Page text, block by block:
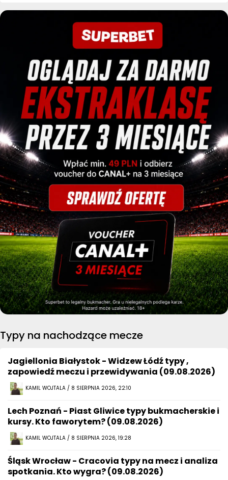
Typy na nachodzące mecze
Jagiellonia Białystok - Widzew Łódź typy ,
zapowiedź meczu i przewidywania (09.08.2026)
KAMIL WOJTALA / 8 SIERPNIA 2026, 22:10
Lech Poznań - Piast Gliwice typy bukmacherskie i
kursy. Kto faworytem? (09.08.2026)
KAMIL WOJTALA / 8 SIERPNIA 2026, 19:28
Śląsk Wrocław - Cracovia typy na mecz i analiza
spotkania. Kto wygra? (09.08.2026)